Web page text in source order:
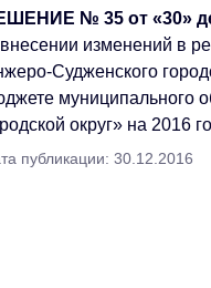
№ 35 от «30»
изменений в
Судженского
муниципального
округ» на 2016
публикации: 30.12.2016